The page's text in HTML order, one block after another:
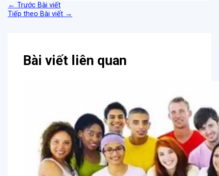
← Trước Bài viết
Tiếp theo Bài viết →
Bài viết liên quan